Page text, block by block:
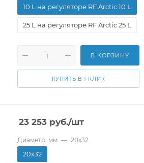
10 L на регуляторе RF Arctic 10 L
25 L на регуляторе RF Arctic 25 L
В КОРЗИНУ
КУПИТЬ В 1 КЛИК
23 253 руб./шт
Диаметр, мм — 20х32
20х32